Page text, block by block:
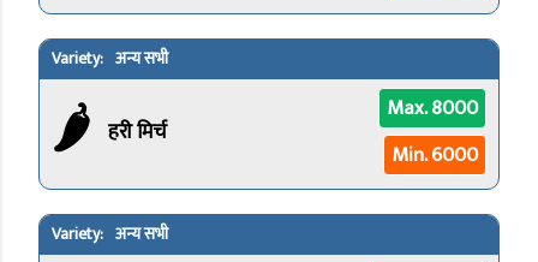
अन्य सभी
🌶️ हरी मिर्च
Max. 8000
Min. 6000
अन्य सभी